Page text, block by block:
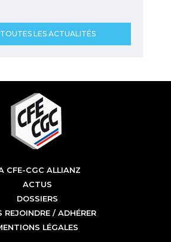
LES ACTUALITÉS
CFE-CGC ALLIANZ
ACTUS
DOSSIERS
REJOINDRE / ADHÉRER
LÉGALES